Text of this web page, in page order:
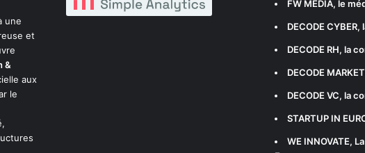
une
et
&
aux
le
FW MEDIA, le
DECODE CYBER,
DECODE RH, la
DECODE
DECODE VC, la
STARTUP IN
WE INNOVATE,